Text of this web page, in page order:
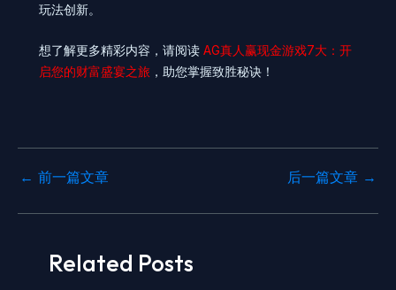
玩法创新。
想了解更多精彩内容，请阅读 AG真人赢现金游戏7大：开
启您的财富盛宴之旅 ，助您掌握致胜秘诀！
← 前一篇文章 后一篇文章 →
Related Posts